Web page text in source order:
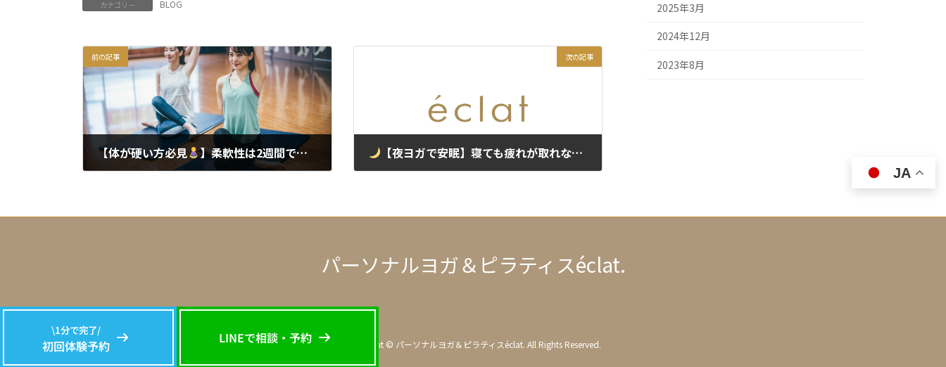
カテゴリー BLOG
前の記事
【体が硬い方必見 】柔軟性は2週間で変わる？40代・50代からのヨガ・ピラティス入門
次の記事
【夜ヨガで安眠】寝ても疲れが取れない人へ｜自律神経を整えてぐっすり眠るための簡単ポーズと呼吸法｜上野・浅草パーソナルヨガ
2025年3月
2024年12月
2023年8月
\1分で完了/
初回体験予約 LINEで相談・予約
パーソナルヨガ＆ピラティスéclat.
ン ン
Copyright © パーソナルヨガ＆ピラティスéclat. All Rights Reserved.
JA